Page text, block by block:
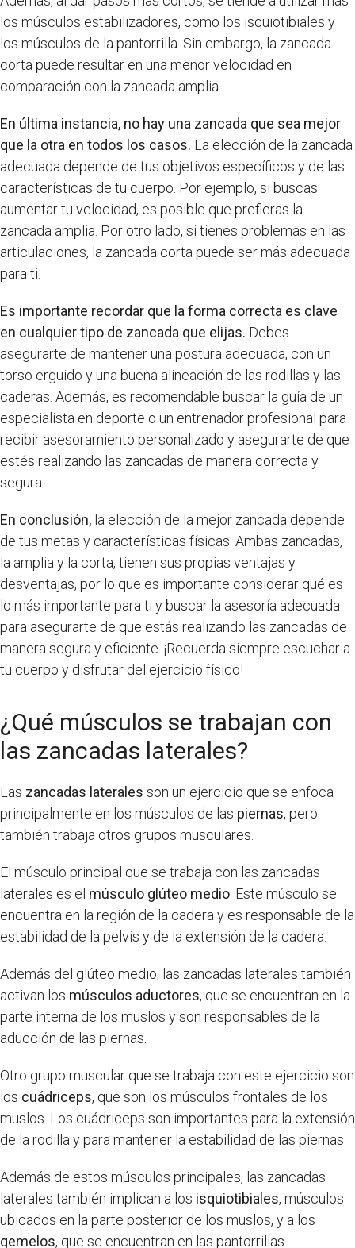
los músculos estabilizadores, como los isquiotibiales y
los músculos de la pantorrilla. Sin embargo, la zancada
corta puede resultar en una menor velocidad en
comparación con la zancada amplia.
En última instancia, no hay una zancada que sea mejor
que la otra en todos los casos. La elección de la zancada
adecuada depende de tus objetivos específicos y de las
características de tu cuerpo. Por ejemplo, si buscas
aumentar tu velocidad, es posible que prefieras la
zancada amplia. Por otro lado, si tienes problemas en las
articulaciones, la zancada corta puede ser más adecuada
para ti.
Es importante recordar que la forma correcta es clave
en cualquier tipo de zancada que elijas. Debes
asegurarte de mantener una postura adecuada, con un
torso erguido y una buena alineación de las rodillas y las
caderas. Además, es recomendable buscar la guía de un
especialista en deporte o un entrenador profesional para
recibir asesoramiento personalizado y asegurarte de que
estés realizando las zancadas de manera correcta y
segura.
En conclusión, la elección de la mejor zancada depende
de tus metas y características físicas. Ambas zancadas,
la amplia y la corta, tienen sus propias ventajas y
desventajas, por lo que es importante considerar qué es
lo más importante para ti y buscar la asesoría adecuada
para asegurarte de que estás realizando las zancadas de
manera segura y eficiente. ¡Recuerda siempre escuchar a
tu cuerpo y disfrutar del ejercicio físico!
¿Qué músculos se trabajan con
las zancadas laterales?
Las zancadas laterales son un ejercicio que se enfoca
principalmente en los músculos de las piernas, pero
también trabaja otros grupos musculares.
El músculo principal que se trabaja con las zancadas
laterales es el músculo glúteo medio . Este músculo se
encuentra en la región de la cadera y es responsable de la
estabilidad de la pelvis y de la extensión de la cadera.
Además del glúteo medio, las zancadas laterales también
activan los músculos aductores, que se encuentran en la
parte interna de los muslos y son responsables de la
aducción de las piernas.
Otro grupo muscular que se trabaja con este ejercicio son
los cuádriceps, que son los músculos frontales de los
muslos. Los cuádriceps son importantes para la extensión
de la rodilla y para mantener la estabilidad de las piernas.
Además de estos músculos principales, las zancadas
laterales también implican a los isquiotibiales, músculos
ubicados en la parte posterior de los muslos, y a los
gemelos, que se encuentran en las pantorrillas.